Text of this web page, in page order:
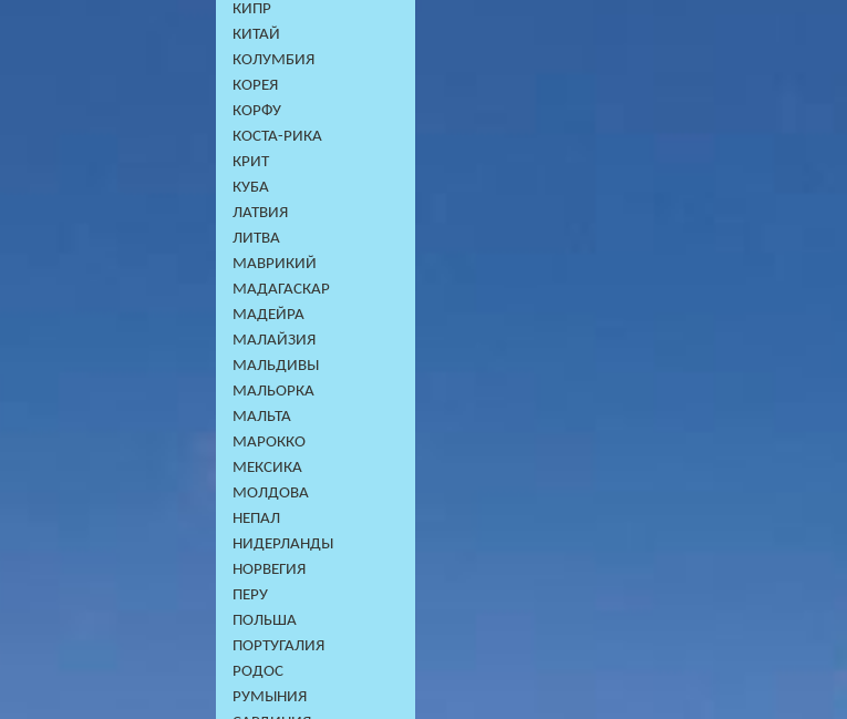
КИПР
КИТАЙ
КОЛУМБИЯ
КОРЕЯ
КОРФУ
КОСТА-РИКА
КРИТ
КУБА
ЛАТВИЯ
ЛИТВА
МАВРИКИЙ
МАДАГАСКАР
МАДЕЙРА
МАЛАЙЗИЯ
МАЛЬДИВЫ
МАЛЬОРКА
МАЛЬТА
МАРОККО
МЕКСИКА
МОЛДОВА
НЕПАЛ
НИДЕРЛАНДЫ
НОРВЕГИЯ
ПЕРУ
ПОЛЬША
ПОРТУГАЛИЯ
РОДОС
РУМЫНИЯ